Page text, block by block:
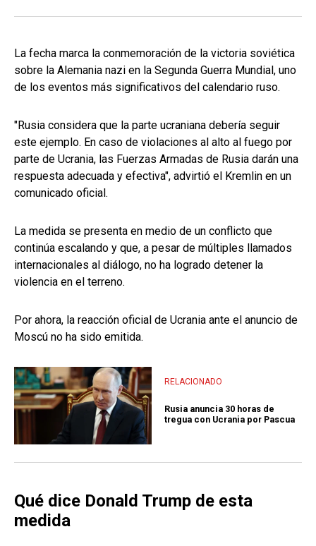
La fecha marca la conmemoración de la victoria soviética
sobre la Alemania nazi en la Segunda Guerra Mundial, uno
de los eventos más significativos del calendario ruso.
"Rusia considera que la parte ucraniana debería seguir
este ejemplo. En caso de violaciones al alto al fuego por
parte de Ucrania, las Fuerzas Armadas de Rusia darán una
respuesta adecuada y efectiva", advirtió el Kremlin en un
comunicado oficial.
La medida se presenta en medio de un conflicto que
continúa escalando y que, a pesar de múltiples llamados
internacionales al diálogo, no ha logrado detener la
violencia en el terreno.
Por ahora, la reacción oficial de Ucrania ante el anuncio de
Moscú no ha sido emitida.
RELACIONADO
Rusia anuncia 30 horas de
tregua con Ucrania por Pascua
Qué dice Donald Trump de esta
medida